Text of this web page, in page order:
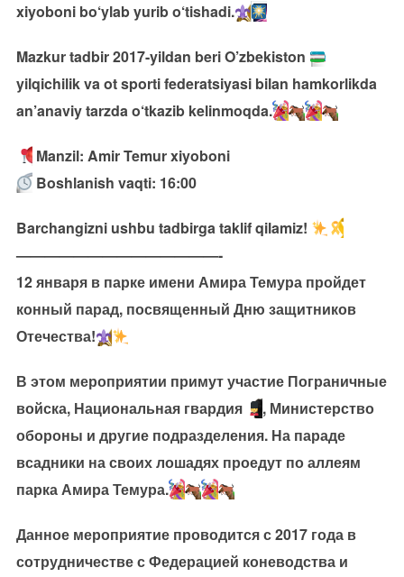
xiyoboni bo‘ylab yurib o‘tishadi.
Mazkur tadbir 2017-yildan beri O’zbekiston
yilqichilik va ot sporti federatsiyasi bilan hamkorlikda
an’anaviy tarzda o‘tkazib kelinmoqda.
Manzil: Amir Temur xiyoboni
Boshlanish vaqti: 16:00
Barchangizni ushbu tadbirga taklif qilamiz!
——————————————-
12 января в парке имени Амира Темура пройдет
конный парад, посвященный Дню защитников
Отечества!
В этом мероприятии примут участие Пограничные
войска, Национальная гвардия
, Министерство
обороны и другие подразделения. На параде
всадники на своих лошадях проедут по аллеям
парка Амира Темура.
Данное мероприятие проводится с 2017 года в
сотрудничестве с Федерацией коневодства и